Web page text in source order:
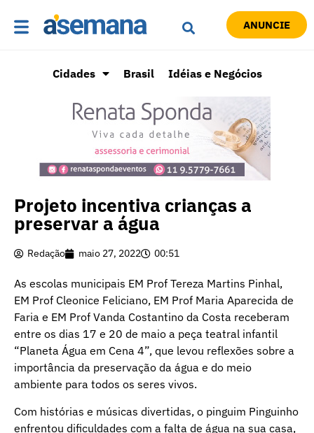
ANUNCIE
Cidades Brasil Idéias e Negócios
Projeto incentiva crianças a
preservar a água
Redação maio 27, 2022 00:51
As escolas municipais EM Prof Tereza Martins Pinhal,
EM Prof Cleonice Feliciano, EM Prof Maria Aparecida de
Faria e EM Prof Vanda Costantino da Costa receberam
entre os dias 17 e 20 de maio a peça teatral infantil
“Planeta Água em Cena 4”, que levou reflexões sobre a
importância da preservação da água e do meio
ambiente para todos os seres vivos.
Com histórias e músicas divertidas, o pinguim Pinguinho
enfrentou dificuldades com a falta de água na sua casa,